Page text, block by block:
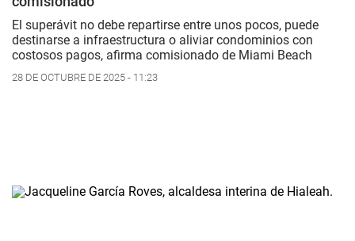
El superávit no debe repartirse entre unos pocos, puede
destinarse a infraestructura o aliviar condominios con
costosos pagos, afirma comisionado de Miami Beach
28 DE OCTUBRE DE 2025 - 11:23